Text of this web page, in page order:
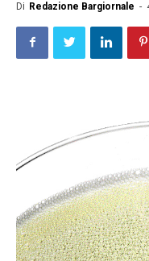
Di Redazione Bargiornale -